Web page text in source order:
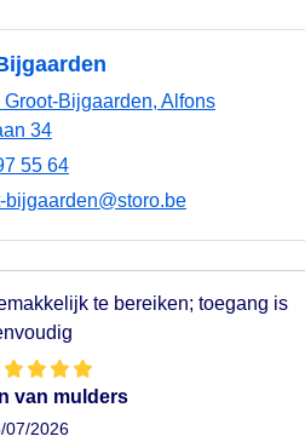
Groot-Bijgaarden, Alfons
34
55 64
bijgaarden@storo.be
te bereiken; toegang is
van mulders
07/2026